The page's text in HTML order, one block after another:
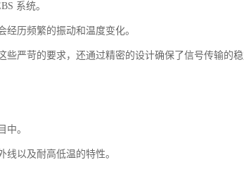
系统。
历频繁的振动和温度变化。
严苛的要求，还通过精密的设计确保了信号传输的
中。
以及耐高低温的特性。